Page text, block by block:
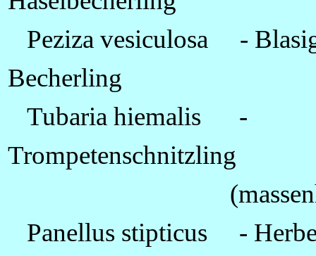
Peziza vesiculosa -
Becherling
Tubaria hiemalis -
Trompetenschnitzling
Panellus stipticus -